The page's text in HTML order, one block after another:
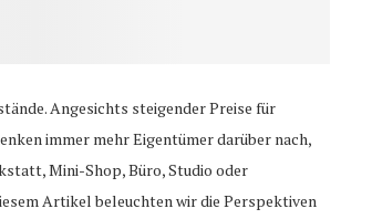
Angesichts steigender Preise für
immer mehr Eigentümer darüber nach,
Mini-Shop, Büro, Studio oder
Artikel beleuchten wir die Perspektiven